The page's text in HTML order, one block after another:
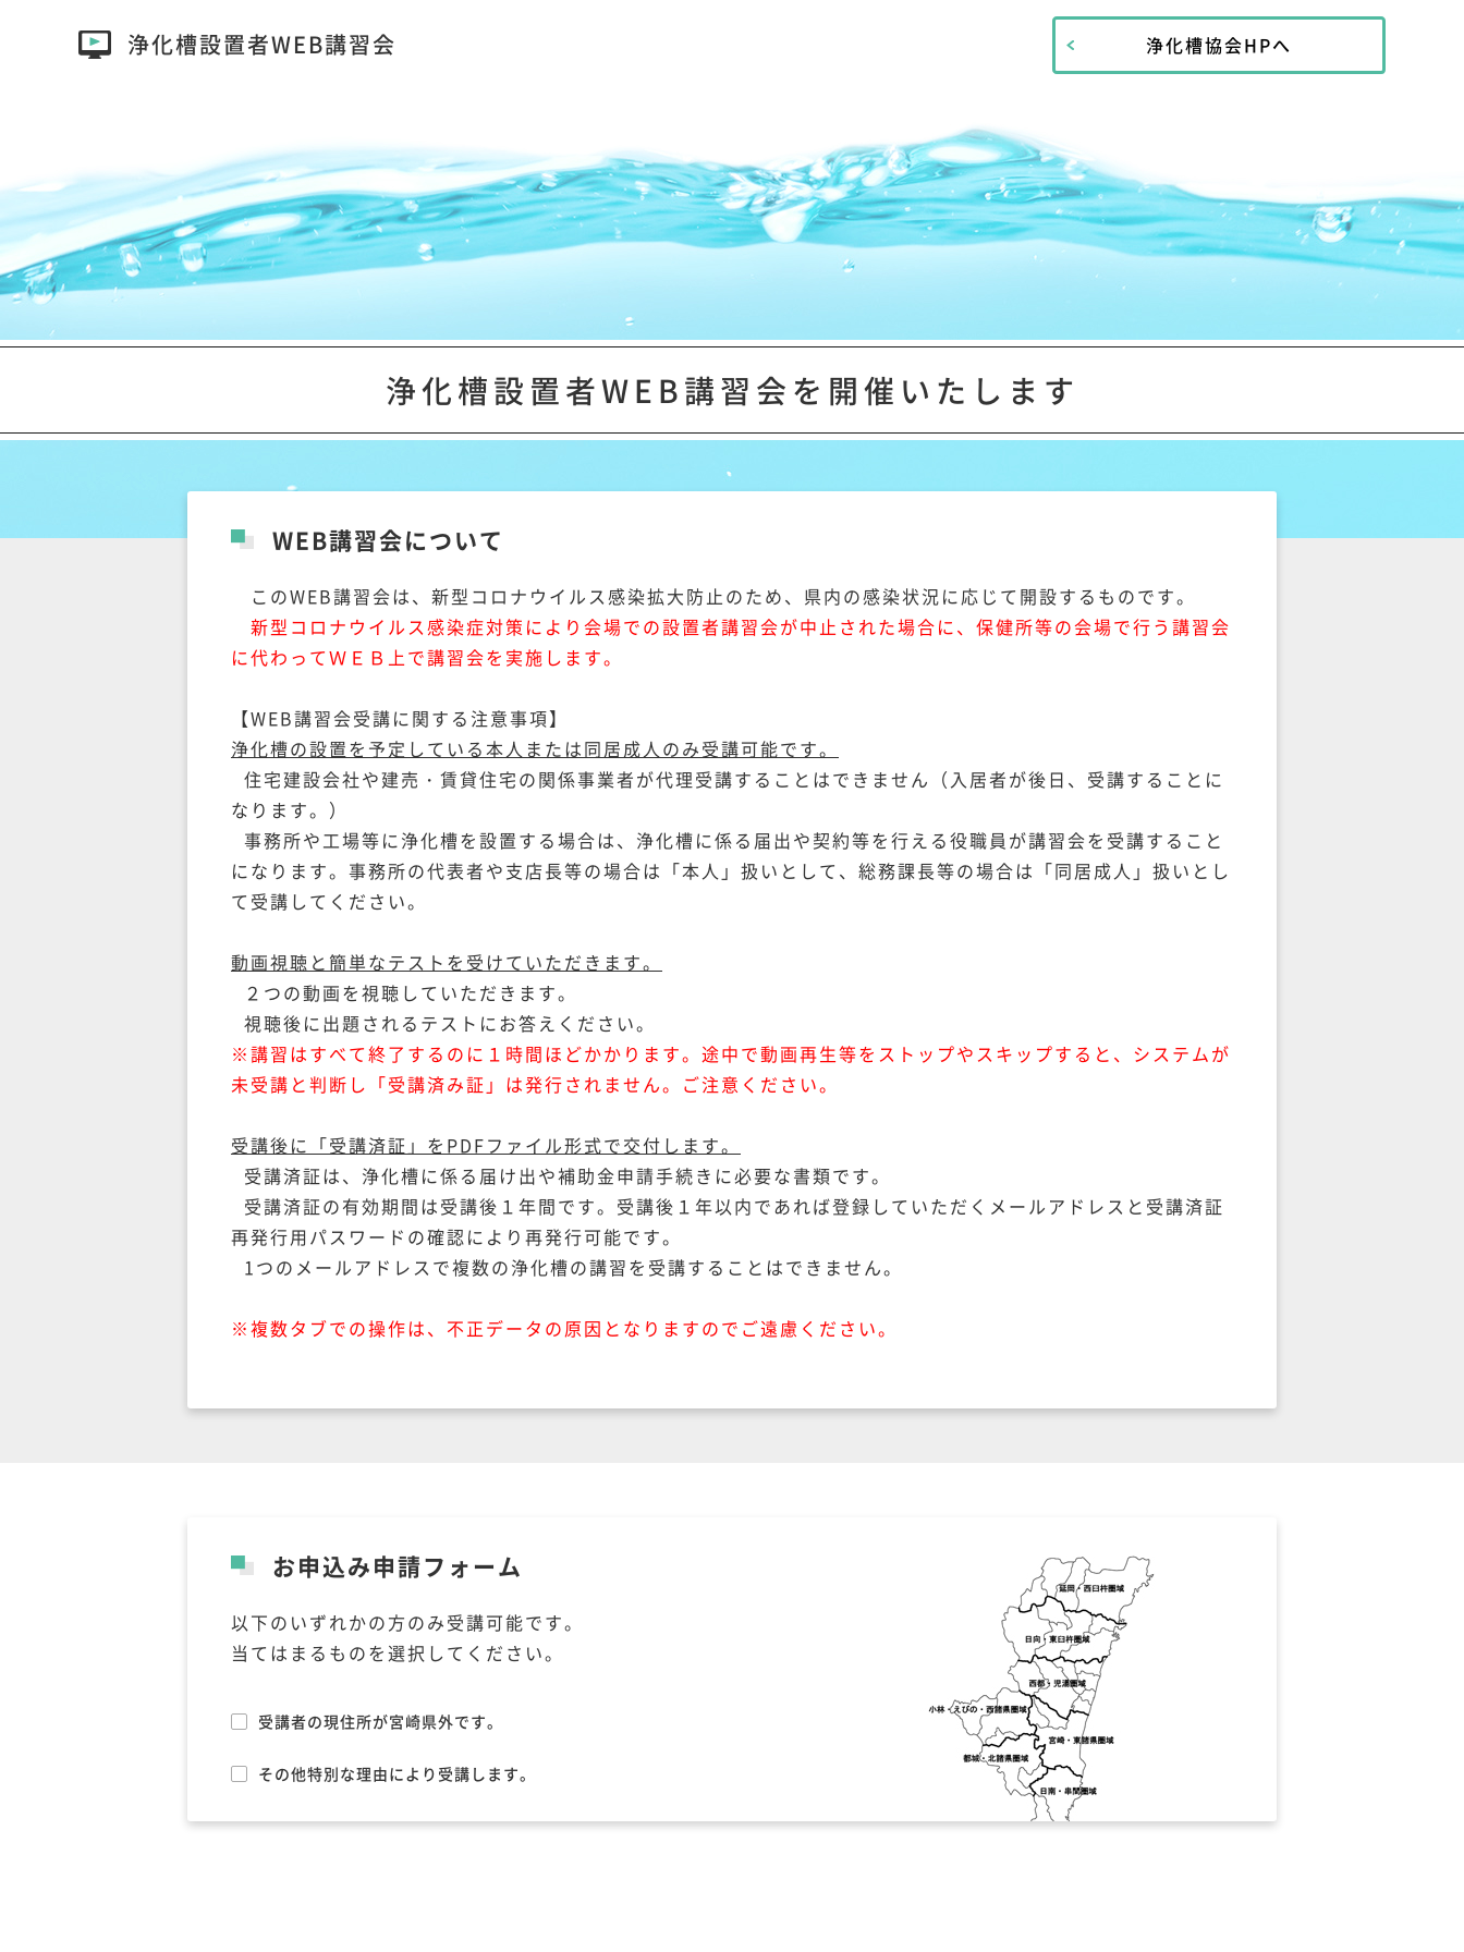
浄化槽設置者WEB講習会 浄化槽協会HPへ
浄化槽設置者WEB講習会を 開催いたします
WEB講習会について
このWEB講習会は、新型コロナウイルス感染拡大防止のため、県内の感染状況に応じて開設するものです。
新型コロナウイルス感染症対策により会場での設置者講習会が中止された場合に、保健所等の会場で行う講習会
に代わってＷＥＢ上で講習会を実施します。
【WEB講習会受講に関する注意事項】
浄化槽の設置を予定している本人または同居成人のみ受講可能です。
住宅建設会社や建売・賃貸住宅の関係事業者が代理受講することはできません（入居者が後日、受講することに
なります。）
事務所や工場等に浄化槽を設置する場合は、浄化槽に係る届出や契約等を行える役職員が講習会を受講すること
になります。事務所の代表者や支店長等の場合は「本人」扱いとして、総務課長等の場合は「同居成人」扱いとし
て受講してください。
動画視聴と簡単なテストを受けていただきます。
２つの動画を視聴していただきます。
視聴後に出題されるテストにお答えください。
※講習はすべて終了するのに１時間ほどかかります。途中で動画再生等をストップやスキップすると、システムが
未受講と判断し「受講済み証」は発行されません。ご注意ください。
受講後に「受講済証」をPDFファイル形式で交付します。
受講済証は、浄化槽に係る届け出や補助金申請手続きに必要な書類です。
受講済証の有効期間は受講後１年間です。受講後１年以内であれば登録していただくメールアドレスと受講済証
再発行用パスワードの確認により再発行可能です。
1つのメールアドレスで複数の浄化槽の講習を受講することはできません。
※複数タブでの操作は、不正データの原因となりますのでご遠慮ください。
お申込み申請フォーム
以下のいずれかの方のみ受講可能です。
当てはまるものを選択してください。
受講者の現住所が宮崎県外です。
その他特別な理由により受講します。